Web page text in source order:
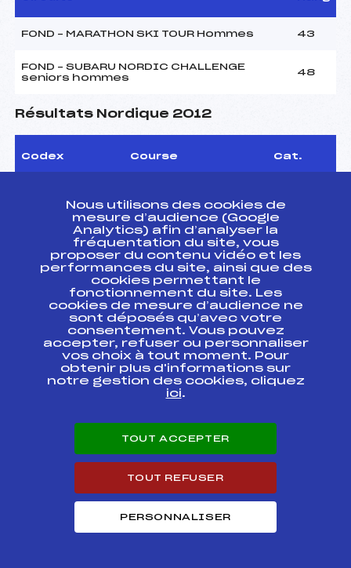
FOND – MARATHON SKI TOUR Hommes 43
FOND – SUBARU NORDIC CHALLENGE
seniors hommes
48
Résultats Nordique 2012
Codex Course Cat.
FNAM0429.FFS
FRANCE SKIATHLON
FIS FFS
FFS
FNAM0424
CHAMPIONNATS DE
FRANCE SPRINT (2)
FFS
FNAM0425.FFS
CHAMPIONNATS DE
FRANCE SPRINT (2)
FFS
FNAM0431.FFS
CHAMPIONNATS DE
FRANCE FOND INDIV
(2)
FFS
RELAIS HOMMES
1ère DIVISION
2012 – 26e
GLIERES
LA
TRANSFRONTALIERE
2012
Nous utilisons des cookies de
mesure d’audience (Google
Analytics) afin d’analyser la
fréquentation du site, vous
proposer du contenu vidéo et les
performances du site, ainsi que des
cookies permettant le
fonctionnement du site. Les
cookies de mesure d’audience ne
sont déposés qu’avec votre
consentement. Vous pouvez
accepter, refuser ou personnaliser
vos choix à tout moment. Pour
obtenir plus d'informations sur
notre gestion des cookies, cliquez
ici.
TOUT ACCEPTER
TOUT REFUSER
PERSONNALISER